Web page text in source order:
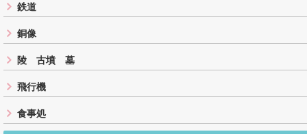
鉄道
銅像
陵 古墳 墓
飛行機
食事処